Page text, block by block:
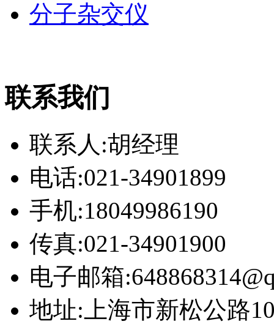
分子杂交仪
联系我们
联系人:胡经理
电话:021-34901899
手机:18049986190
传真:021-34901900
电子邮箱
地址:上海市新松公路